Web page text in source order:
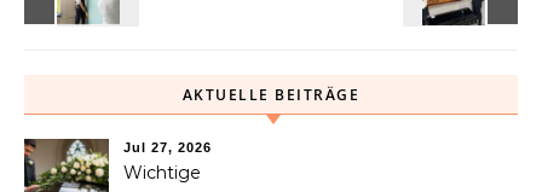
AKTUELLE BEITRÄGE
Jul 27, 2026
Wichtige